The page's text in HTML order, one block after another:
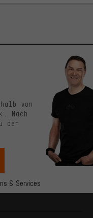
& Services
von
Nach
den